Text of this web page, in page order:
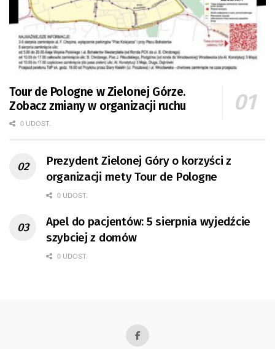
Tour de Pologne w Zielonej Górze.
Zobacz zmiany w organizacji ruchu
0 UDOST.
Prezydent Zielonej Góry o korzyści z
organizacji mety Tour de Pologne
0 UDOST.
Apel do pacjentów: 5 sierpnia wyjedźcie
szybciej z domów
0 UDOST.